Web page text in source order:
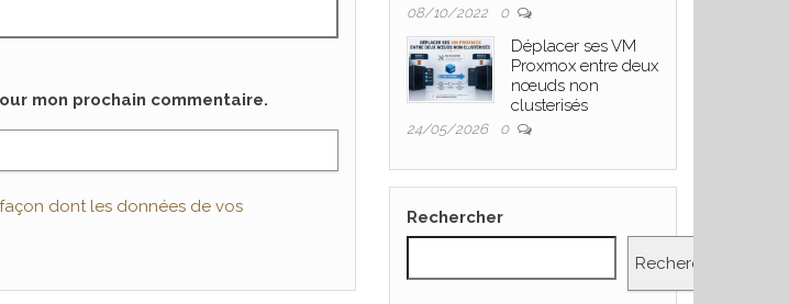
mon prochain commentaire.
dont les données de vos
08/10/2022 0
Déplacer ses VM
Proxmox entre deux
nœuds non
clusterisés
24/05/2026 0
Rechercher
Rechercher